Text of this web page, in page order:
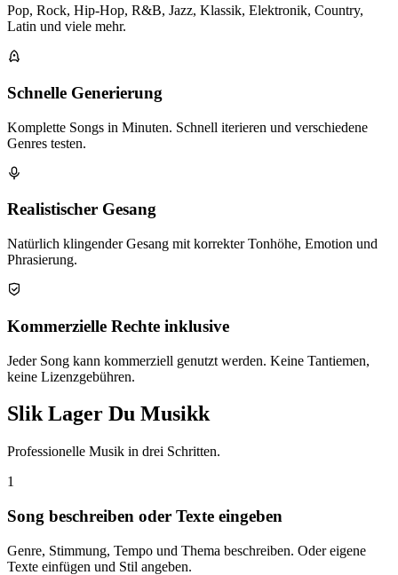
Pop, Rock, Hip-Hop, R&B, Jazz, Klassik, Elektronik, Country,
Latin und viele mehr.
Schnelle Generierung
Komplette Songs in Minuten. Schnell iterieren und verschiedene
Genres testen.
Realistischer Gesang
Natürlich klingender Gesang mit korrekter Tonhöhe, Emotion und
Phrasierung.
Kommerzielle Rechte inklusive
Jeder Song kann kommerziell genutzt werden. Keine Tantiemen,
keine Lizenzgebühren.
Slik Lager Du Musikk
Professionelle Musik in drei Schritten.
1
Song beschreiben oder Texte eingeben
Genre, Stimmung, Tempo und Thema beschreiben. Oder eigene
Texte einfügen und Stil angeben.